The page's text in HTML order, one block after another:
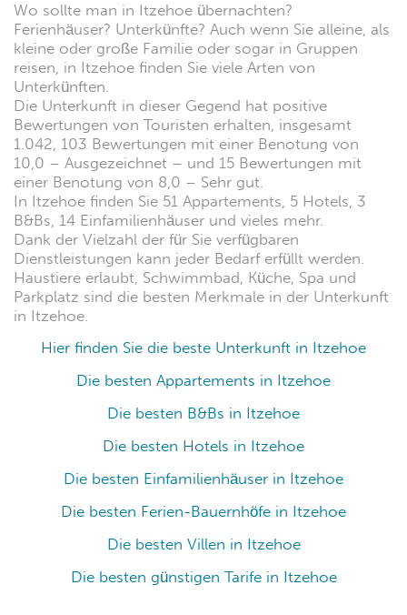
Wo sollte man in Itzehoe übernachten?
Ferienhäuser? Unterkünfte? Auch wenn Sie alleine, als
kleine oder große Familie oder sogar in Gruppen
reisen, in Itzehoe finden Sie viele Arten von
Unterkünften.
Die Unterkunft in dieser Gegend hat positive
Bewertungen von Touristen erhalten, insgesamt
1.042, 103 Bewertungen mit einer Benotung von
10,0 – Ausgezeichnet – und 15 Bewertungen mit
einer Benotung von 8,0 – Sehr gut.
In Itzehoe finden Sie 51 Appartements, 5 Hotels, 3
B&Bs, 14 Einfamilienhäuser und vieles mehr.
Dank der Vielzahl der für Sie verfügbaren
Dienstleistungen kann jeder Bedarf erfüllt werden.
Haustiere erlaubt, Schwimmbad, Küche, Spa und
Parkplatz sind die besten Merkmale in der Unterkunft
in Itzehoe.
Hier finden Sie die beste Unterkunft in Itzehoe
Die besten Appartements in Itzehoe
Die besten B&Bs in Itzehoe
Die besten Hotels in Itzehoe
Die besten Einfamilienhäuser in Itzehoe
Die besten Ferien-Bauernhöfe in Itzehoe
Die besten Villen in Itzehoe
Die besten günstigen Tarife in Itzehoe